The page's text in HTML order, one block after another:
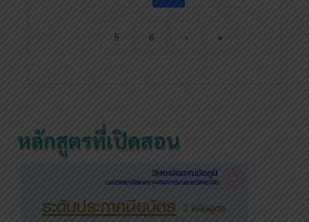
5 6 › »
หลักสูตรที่เปิดสอน